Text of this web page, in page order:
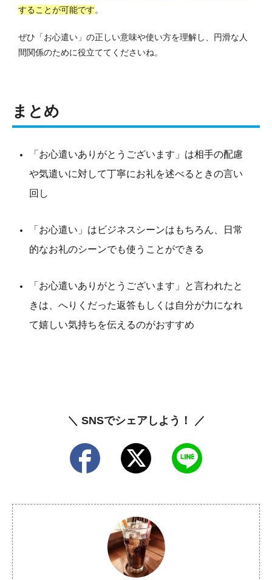
することが可能です。
ぜひ「お心遣い」の正しい意味や使い方を理解し、円滑な人
間関係のために役立ててくださいね。
まとめ
「お心遣いありがとうございます」は相手の配慮
や気遣いに対して丁寧にお礼を述べるときの言い
回し
「お心遣い」はビジネスシーンはもちろん、日常
的なお礼のシーンでも使うことができる
「お心遣いありがとうございます」と言われたと
きは、へりくだった返答もしくは自分が力になれ
て嬉しい気持ちを伝えるのがおすすめ
＼ SNSでシェアしよう！ ／